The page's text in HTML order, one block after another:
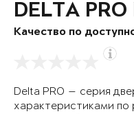
DELTA PRO
Качество по
Delta PRO — серия
характеристиками по